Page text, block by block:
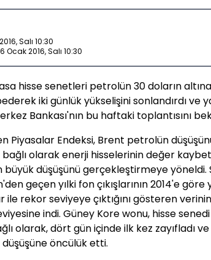
Salı 10:30
Ocak 2016, Salı 10:30
hisse senetleri petrolün 30 doların
iki günlük yükselişini sonlandırdı ve
Bankası'nın bu haftaki toplantısını
Piyasalar Endeksi, Brent petrolün
bağlı olarak enerji hisselerinin değer
büyük düşüşünü gerçekleştirmeye yöneldi.
geçen yılki fon çıkışlarının 2014'e
rekor seviyeye çıktığını gösteren verinin
indi. Güney Kore wonu, hisse
olarak, dört gün içinde ilk kez zayıfladı
öncülük etti.